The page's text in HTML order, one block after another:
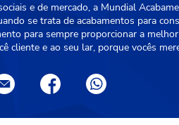
e de mercado, a Mundial
se trata de acabamentos para
para sempre proporcionar a
cliente e ao seu lar, porque vocês